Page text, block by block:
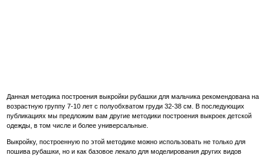
Данная методика построения выкройки рубашки для мальчика рекомендована на
возрастную группу 7-10 лет с полуобхватом груди 32-38 см. В последующих
публикациях мы предложим вам другие методики построения выкроек детской
одежды, в том числе и более универсальные.
Выкройку, построенную по этой методике можно использовать не только для
пошива рубашки, но и как базовое лекало для моделирования других видов